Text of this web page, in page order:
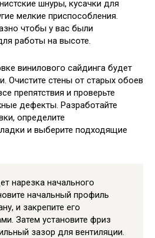
шнуры, кусачки для
мелкие приспособления.
чтобы у вас были
работы на высоте.
винилового сайдинга будет
Очистите стены от старых обоев
препятствия и проверьте
дефекты. Разработайте
определите
и выберите подходящие
нарезка начального
начальный профиль
и закрепите его
Затем установите фриз
зазор для вентиляции.